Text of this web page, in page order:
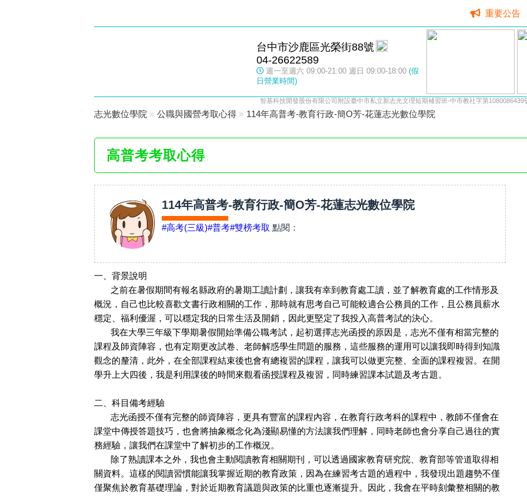
重要公告
台中市沙鹿區光榮街88號
04-26622589
週一至週六 09:00-21:00 週日 09:00-18:00 (假
日營業時間)
智基科技開發股份有限公司附設臺中市私立新志光文理短期補習班-中市教社字第1080086439
志光數位學院 » 公職與國營考取心得 » 114年高普考-教育行政-簡O芳-花蓮志光數位學院
高普考考取心得
114年高普考-教育行政-簡O芳-花蓮志光數位學院
#高考(三級)#普考#雙榜考取 點閱：
一、背景說明
之前在暑假期間有報名縣政府的暑期工讀計劃，讓我有幸到教育處工讀，並了解教育處的工作情形及
概況，自己也比較喜歡文書行政相關的工作，那時就有思考自己可能較適合公務員的工作，且公務員薪水
穩定、福利優渥，可以穩定我的日常生活及開銷，因此更堅定了我投入高普考試的決心。
我在大學三年級下學期暑假開始準備公職考試，起初選擇志光函授的原因是，志光不僅有相當完整的
課程及師資陣容，也有定期更改試卷、老師解惑學生問題的服務，這些服務的運用可以讓我即時得到知識
觀念的釐清，此外，在全部課程結束後也會有總複習的課程，讓我可以做更完整、全面的課程複習。在開
學升上大四後，我是利用課後的時間來觀看函授課程及複習，同時練習課本試題及考古題。
二、科目備考經驗
志光函授不僅有完整的師資陣容，更具有豐富的課程內容，在教育行政考科的課程中，教師不僅會在
課堂中傳授答題技巧，也會將抽象概念化為淺顯易懂的方法讓我們理解，同時老師也會分享自己過往的實
務經驗，讓我們在課堂中了解初步的工作概況。
除了熟讀課本之外，我也會主動閱讀教育相關期刊，可以透過國家教育研究院、教育部等管道取得相
關資料。這樣的閱讀習慣能讓我掌握近期的教育政策，因為在練習考古題的過程中，我發現出題趨勢不僅
僅聚焦於教育基礎理論，對於近期教育議題與政策的比重也逐漸提升。因此，我會在平時刻彙整相關的教